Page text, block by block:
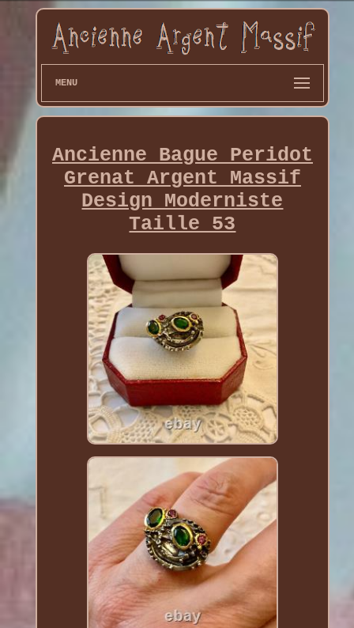
MENU
Ancienne Bague Peridot
Grenat Argent Massif
Design Moderniste
Taille 53